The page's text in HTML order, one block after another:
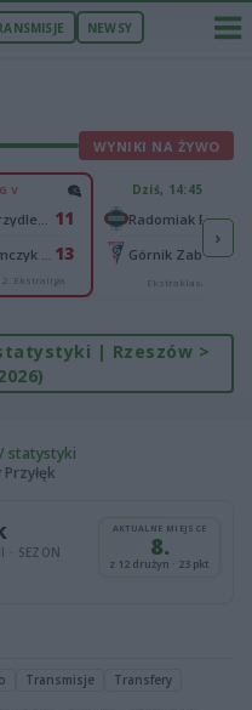
NEWSY
WYNIKI NA ŻYWO
V
11
13
2. Ekstraliga
Dziś, 14:45
Radomiak Radom
Górnik Zabrze
Ekstraklasa
›
| Rzeszów >
statystyki
· SEZON
AKTUALNE MIEJSCE
8.
z 12 drużyn · 23 pkt
Transmisje Transfery